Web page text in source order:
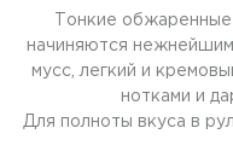
Тонкие
начиняются
мусс, легкий и
нотками и
Для полноты вкуса в